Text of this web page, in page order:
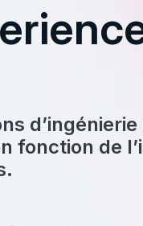
d’ingénierie
fonction de